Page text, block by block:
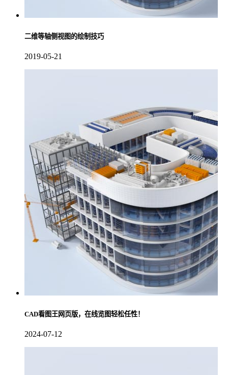
二维等轴侧视图的绘制技巧
2019-05-21
CAD看图王网页版，在线览图轻松任性！
2024-07-12